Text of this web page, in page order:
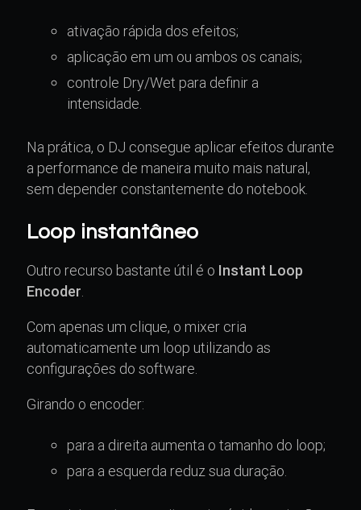
ativação rápida dos efeitos;
aplicação em um ou ambos os canais;
controle Dry/Wet para definir a
intensidade.
Na prática, o DJ consegue aplicar efeitos durante
a performance de maneira muito mais natural,
sem depender constantemente do notebook.
Loop instantâneo
Outro recurso bastante útil é o Instant Loop
Encoder.
Com apenas um clique, o mixer cria
automaticamente um loop utilizando as
configurações do software.
Girando o encoder:
para a direita aumenta o tamanho do loop;
para a esquerda reduz sua duração.